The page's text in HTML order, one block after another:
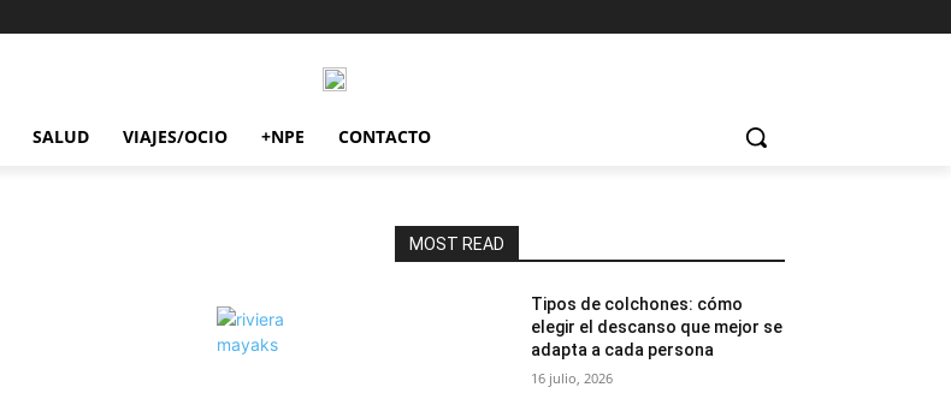
SALUD VIAJES/OCIO +NPE CONTACTO
MOST READ
Tipos de colchones: cómo
elegir el descanso que mejor se
adapta a cada persona
16 julio, 2026